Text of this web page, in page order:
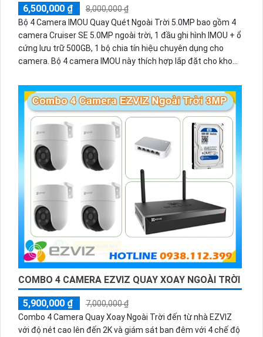
6,500,000 ₫
8,000,000 ₫
Bộ 4 Camera IMOU Quay Quét Ngoài Trời 5.0MP bao gồm 4
camera Cruiser SE 5.0MP ngoài trời, 1 đầu ghi hình IMOU + ổ
cứng lưu trữ 500GB, 1 bộ chia tín hiệu chuyên dụng cho
camera. Bộ 4 camera IMOU này thích hợp lắp đặt cho kho
trời.
COMBO 4 CAMERA EZVIZ QUAY XOAY NGOÀI TRỜI
5,900,000 ₫
7,000,000 ₫
Combo 4 Camera Quay Xoay Ngoài Trời đến từ nhà EZVIZ
với độ nét cao lên đến 2K và giám sát ban đêm với 4 chế độ